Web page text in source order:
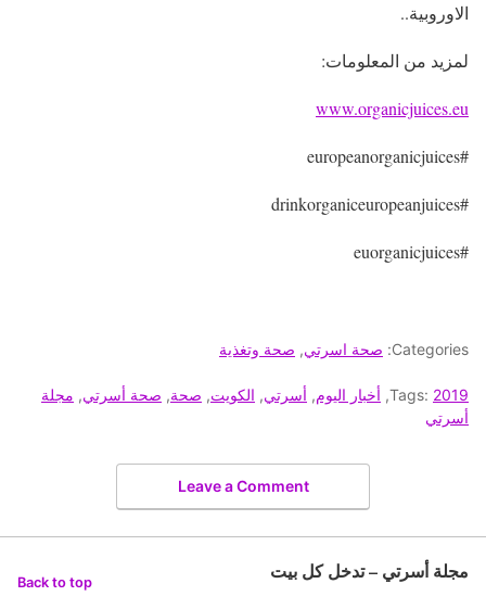
الاوروبية..
لمزيد من المعلومات:
www.organicjuices.eu
#europeanorganicjuices
#drinkorganiceuropeanjuices
#euorganicjuices
Categories: صحة اسرتي, صحة وتغذية
Tags: 2019
, أخبار اليوم, أسرتي, الكويت, صحة, صحة أسرتي, مجلة
أسرتي
Leave a Comment
مجلة أسرتي – تدخل كل بيت Back to top